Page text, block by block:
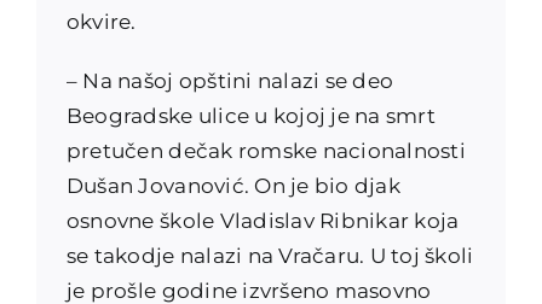
okvire.
– Na našoj opštini nalazi se deo
Beogradske ulice u kojoj je na smrt
pretučen dečak romske nacionalnosti
Dušan Jovanović. On je bio djak
osnovne škole Vladislav Ribnikar koja
se takodje nalazi na Vračaru. U toj školi
je prošle godine izvršeno masovno